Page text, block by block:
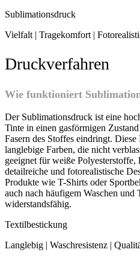
Sublimationsdruck
Vielfalt | Tragekomfort |
Druckverfahren
Wie funktioniert
Der Sublimationsdruck ist eine
Tinte in einen gasförmigen
Fasern des Stoffes eindringt.
langlebige Farben, die nicht
geeignet für weiße
detailreiche und fotorealistische
Produkte wie T-Shirts oder
auch nach häufigem Waschen und
widerstandsfähig.
Textilbestickung
Langlebig | Waschresistenz |